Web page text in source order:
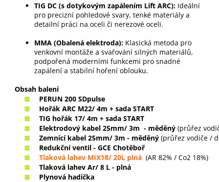
TIG DC (s dotykovým zapálením Lift ARC): Ideální
pro precizní pohledové svary, tenké materiály a
detailní práci na oceli či nerezové oceli.
MMA (Obalená elektroda): Klasická metoda pro
venkovní montáže a svařování silných materiálů,
podpořená moderními funkcemi pro snadné
zapálení a stabilní hoření oblouku.
Obsah balení
PERUN 200 SDpulse
Hořák ARC M22/ 4m + sada START
TIG hořák 17/ 4m + sada START
Elektrodový kabel 25mm/ 3m - měděný (průřez
Zemnící kabel 25mm/ 3m - měděný (průřez vodiče /
Redukční ventil - GCE Chotěboř
Tlaková lahev MIX18/ 20L plná (AR 82% / Co2 18%)
Tlaková lahev Ar/ 8 L - plná
Plynová hadička